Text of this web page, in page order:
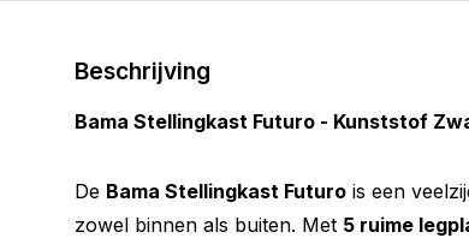
Beschrijving
Bama Stellingkast Futuro - Kunststof
De Bama Stellingkast Futuro is een
zowel binnen als buiten. Met 5 ruime